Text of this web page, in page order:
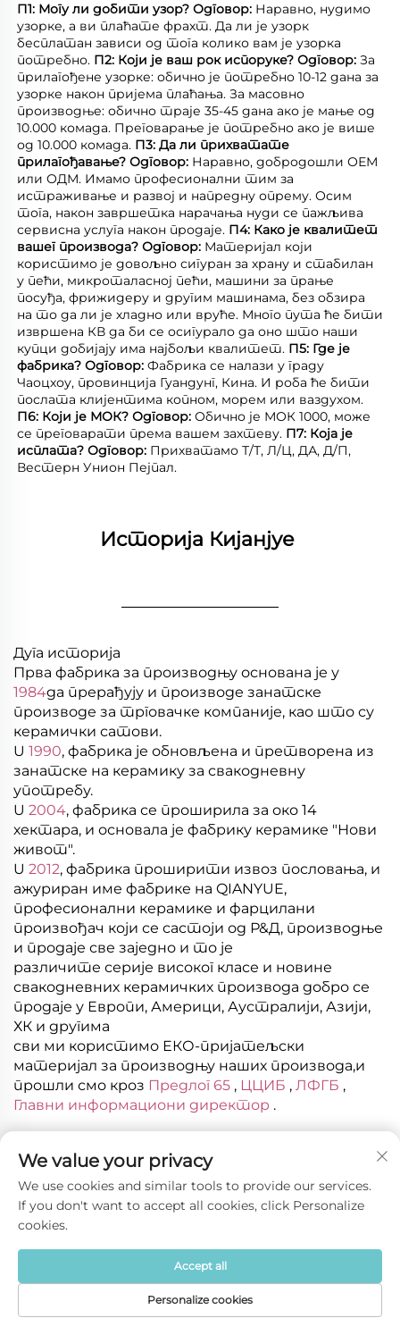
П1: Могу ли добити узор? Одговор: Наравно, нудимо
узорке, а ви плаћате фрахт. Да ли је узорк
бесплатан зависи од тога колико вам је узорка
потребно. П2: Који је ваш рок испоруке? Одговор: За
прилагођене узорке: обично је потребно 10-12 дана за
узорке након пријема плаћања. За масовно
производње: обично траје 35-45 дана ако је мање од
10.000 комада. Преговарање је потребно ако је више
од 10.000 комада. П3: Да ли прихватате
прилагођавање? Одговор: Наравно, добродошли ОЕМ
или ОДМ. Имамо професионални тим за
истраживање и развој и напредну опрему. Осим
тога, након завршетка нарачања нуди се пажљива
сервисна услуга након продаје. П4: Како је квалитет
вашег производа? Одговор: Материјал који
користимо је довољно сигуран за храну и стабилан
у пећи, микроталасној пећи, машини за прање
посуђа, фрижидеру и другим машинама, без обзира
на то да ли је хладно или вруће. Много пута ће бити
извршена КВ да би се осигурало да оно што наши
купци добијају има најбољи квалитет. П5: Где је
фабрика? Одговор: Фабрика се налази у граду
Чаоцхоу, провинција Гуандунг, Кина. И роба ће бити
П6: Који је МОК? Одговор: Обично је МОК 1000, може
се преговарати према вашем захтеву. П7: Која је
исплата? Одговор: Прихватамо Т/Т, Л/Ц, ДА, Д/П,
Вестерн Унион Пејпал.
Историја Кијанјуе
________________
Дуга историја
Прва фабрика за производњу основана је у
1984да прерађују и производе занатске
производе за трговачке компаније, као што су
керамички сатови.
U 1990, фабрика је обновљена и претворена из
занатске на керамику за свакодневну
употребу.
U 2004, фабрика се проширила за око 14
хектара, и основала је фабрику керамике "Нови
живот".
U 2012, фабрика проширити извоз пословања, и
ажуриран име фабрике на QIANYUE,
професионални керамике и фарцилани
произвођач који се састоји од Р&Д, производње
и продаје све заједно и то је
различите серије високог класе и новине
свакодневних керамичких производа добро се
продаје у Европи, Америци, Аустралији, Азији,
ХК и другима
сви ми користимо ЕКО-пријатељски
материјал за производњу наших производа,и
прошли смо кроз Предлог 65 , ЦЦИБ , ЛФГБ ,
Главни информациони директор .
Реакција купаца
ваша похвала је најбоља мотивација за нас
Početna
Производ Oko Контакт
We value your privacy
We use cookies and similar tools to provide our services.
If you don't want to accept all cookies, click Personalize
cookies.
Personalize cookies
Accept all